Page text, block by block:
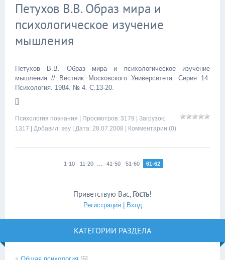
Петухов В.В. Образ мира и
психологическое изучение
мышления
Петухов В.В. Образ мира и психологическое изучение
мышления // Вестник Московского Университета. Серия 14.
Психология. 1984. № 4. С.13-20.
[]
Психология познания | Просмотров: 3179 | Загрузок:
1317 | Добавил: sey | Дата: 28.07.2008 Комментарии (0)
1-10 11-20 ... 41-50 51-60 61-62
Приветствую Вас, Гость!
Регистрация| Вход
КАТЕГОРИИ РАЗДЕЛА